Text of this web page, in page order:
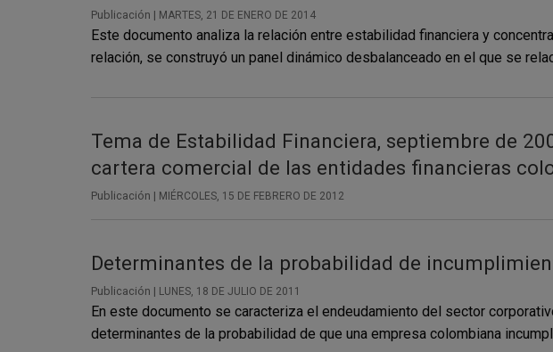
Publicación | MARTES, 21 DE ENERO DE 2014
Este documento analiza la relación entre estabilidad financiera y
relación, se construyó un panel dinámico desbalanceado en el que se
Tema de Estabilidad Financiera, septiembre de
cartera comercial de las entidades financieras
Publicación | MIÉRCOLES, 15 DE FEBRERO DE 2012
Determinantes de la probabilidad de
Publicación | LUNES, 18 DE JULIO DE 2011
En este documento se caracteriza el endeudamiento del sector
determinantes de la probabilidad de que una empresa colombiana